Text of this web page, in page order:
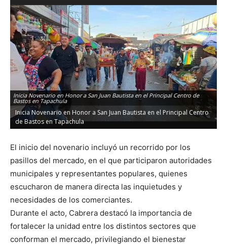
Inicia Novenario en Honor a San Juan Bautista en el Principal Centro de
Bastos en Tapachula
Inicia Novenario en Honor a San Juan Bautista en el Principal Centro
de Bastos en Tapachula
El inicio del novenario incluyó un recorrido por los
pasillos del mercado, en el que participaron autoridades
municipales y representantes populares, quienes
escucharon de manera directa las inquietudes y
necesidades de los comerciantes.
Durante el acto, Cabrera destacó la importancia de
fortalecer la unidad entre los distintos sectores que
conforman el mercado, privilegiando el bienestar